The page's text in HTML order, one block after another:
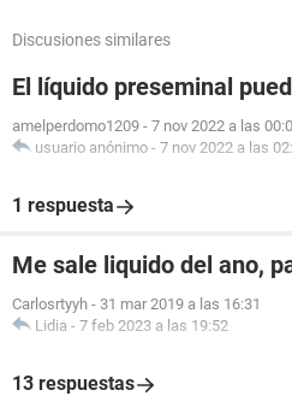
Discusiones similares
El líquido preseminal
amelperdomo1209 - 7 nov 2022 a las
usuario anónimo - 7 nov 2022 a las
1 respuesta
Me sale liquido del ano,
Carlosrtyyh - 31 mar 2019 a las 16:31
Lidia - 7 feb 2023 a las 19:52
13 respuestas